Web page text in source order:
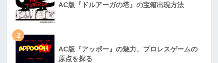
AC版『ドルアーガの塔』の宝箱出現方法
2
AC版『アッポー』の魅力、プロレスゲームの
原点を探る